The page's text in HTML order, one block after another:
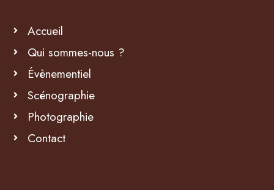
Accueil
Qui sommes-nous ?
Évènementiel
Scénographie
Photographie
Contact